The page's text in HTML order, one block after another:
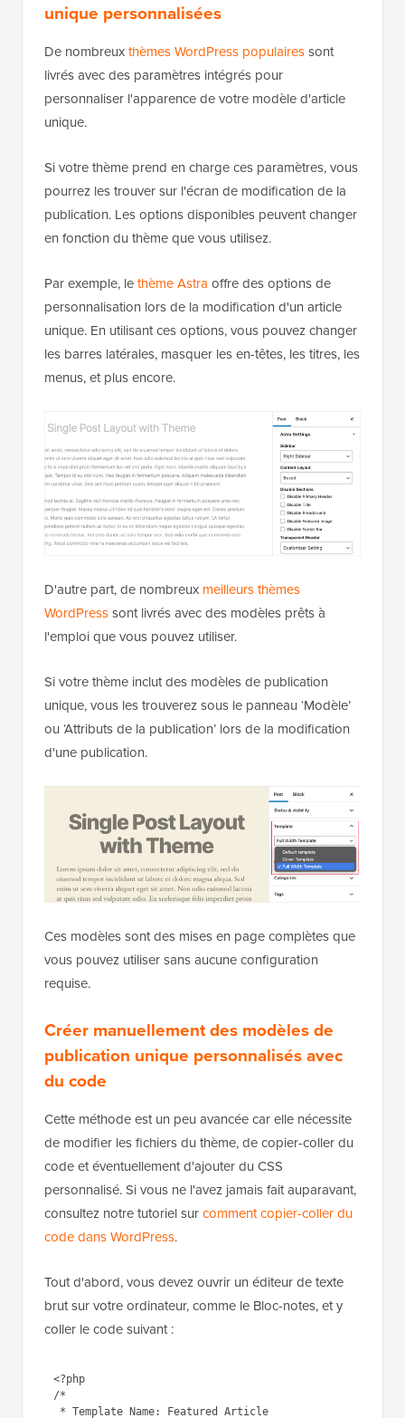
unique personnalisées
De nombreuxthèmes WordPress populairessont
livrés avec des paramètres intégrés pour
personnaliser l'apparence de votre modèle d'article
unique.
Si votre thème prend en charge ces paramètres, vous
pourrez les trouver sur l'écran de modification de la
publication. Les options disponibles peuvent changer
en fonction du thème que vous utilisez.
Par exemple, lethème Astra offre des options de
personnalisation lors de la modification d'un article
unique. En utilisant ces options, vous pouvez changer
les barres latérales, masquer les en-têtes, les titres, les
menus, et plus encore.
D'autre part, de nombreux meilleurs thèmes
WordPresssont livrés avec des modèles prêts à
l'emploi que vous pouvez utiliser.
Si votre thème inclut des modèles de publication
unique, vous les trouverez sous le panneau ‘Modèle’
ou ‘Attributs de la publication’ lors de la modification
d'une publication.
Ces modèles sont des mises en page complètes que
vous pouvez utiliser sans aucune configuration
requise.
Créer manuellement des modèles de
publication unique personnalisés avec
du code
Cette méthode est un peu avancée car elle nécessite
de modifier les fichiers du thème, de copier-coller du
code et éventuellement d'ajouter du CSS
personnalisé. Si vous ne l'avez jamais fait auparavant,
consultez notre tutoriel surcomment copier-coller du
code dans WordPress.
Tout d'abord, vous devez ouvrir un éditeur de texte
brut sur votre ordinateur, comme le Bloc-notes, et y
coller le code suivant :
<?php
/*